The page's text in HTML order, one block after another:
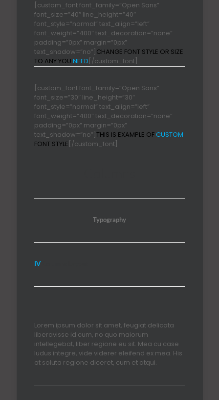
[custom_font font_family=”Open Sans”
font_size=”40″ line_height=”40″
font_style=”normal” text_align=”left”
font_weight=”400″ text_decoration=”none”
padding=”0px” margin=”0px”
text_shadow=”no”] CHANGE FONT STYLE OR SIZE
TO ANY YOU NEED [/custom_font]
[custom_font font_family=”Open Sans”
font_size=”30″ line_height=”30″
font_style=”normal” text_align=”left”
font_weight=”400″ text_decoration=”none”
padding=”0px” margin=”0px”
text_shadow=”no”]THIS IS EXAMPLE OFCUSTOM
FONT STYLE [/custom_font]
Typography
IVColumns Layout
Lorem ipsum dolor sit amet, feugiat delicata
liberavisse id cum, no quo maiorum
intellegebat, liber regione eu sit. Mea cu case
ludus integre, vide viderer eleifend ex mea. His
at soluta regione diceret, cum et atqui.